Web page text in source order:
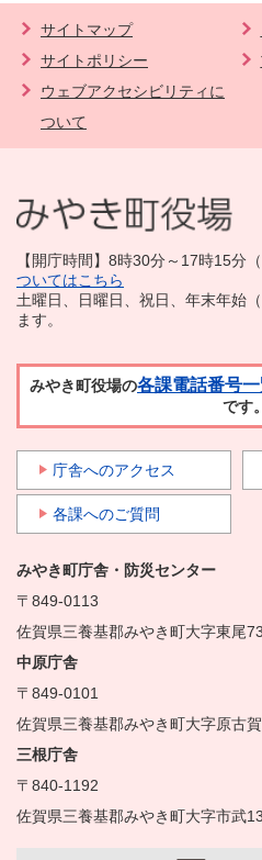
サイトマップ
サイトポリシー
ウェブアクセシビリティに
ついて
【開庁時間】8時30分～17時15分
ついてはこちら
土曜日、日曜日、祝日、年末年始
ます。
みやき町役場の各課電話番号一
です。
庁舎へのアクセス
各課へのご質問
みやき町庁舎・防災センター
〒849-0113
佐賀県三養基郡みやき町大字東尾
中原庁舎
〒849-0101
佐賀県三養基郡みやき町大字原古
三根庁舎
〒840-1192
佐賀県三養基郡みやき町大字市武